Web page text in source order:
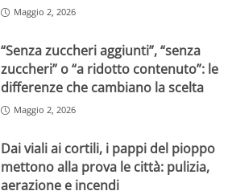
Maggio 2, 2026
“Senza zuccheri aggiunti”, “senza
zuccheri” o “a ridotto contenuto”: le
differenze che cambiano la scelta
Maggio 2, 2026
Dai viali ai cortili, i pappi del pioppo
mettono alla prova le città: pulizia,
aerazione e incendi